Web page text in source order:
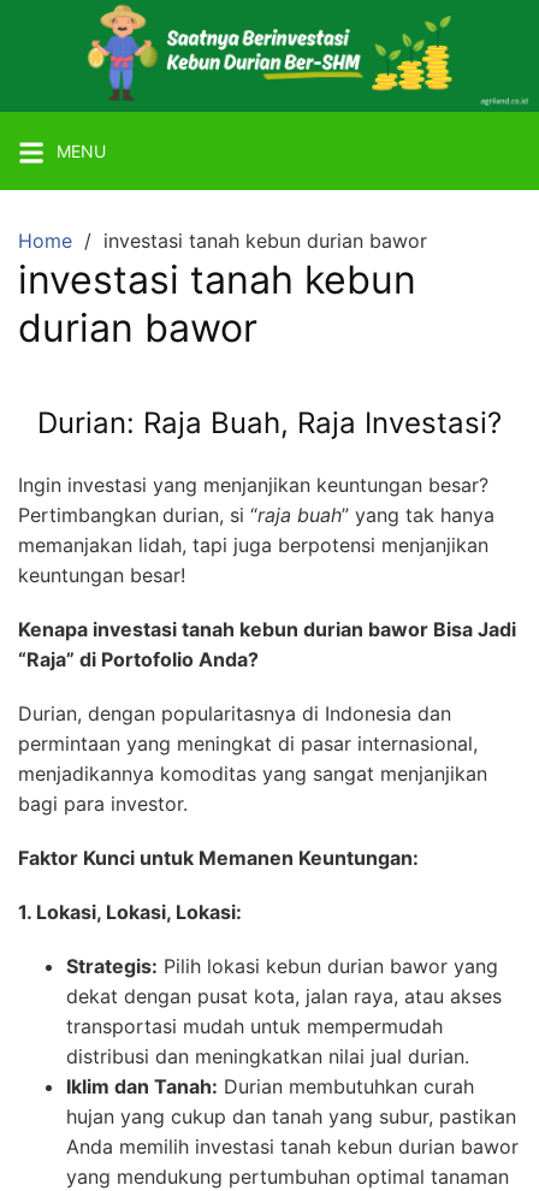
Agriland
Lahan
Kebun
Ber-
SHM
dengan
Tanaman
Alpukat
MENU
Home investasi tanah kebun durian bawor
investasi tanah kebun
durian bawor
Durian: Raja Buah, Raja Investasi?
Ingin investasi yang menjanjikan keuntungan besar?
Pertimbangkan durian, si “raja buah” yang tak hanya
memanjakan lidah, tapi juga berpotensi menjanjikan
keuntungan besar!
Kenapa investasi tanah kebun durian bawor Bisa Jadi
“Raja” di Portofolio Anda?
Durian, dengan popularitasnya di Indonesia dan
permintaan yang meningkat di pasar internasional,
menjadikannya komoditas yang sangat menjanjikan
bagi para investor.
Faktor Kunci untuk Memanen Keuntungan:
1. Lokasi, Lokasi, Lokasi:
Strategis: Pilih lokasi kebun durian bawor yang
dekat dengan pusat kota, jalan raya, atau akses
transportasi mudah untuk mempermudah
distribusi dan meningkatkan nilai jual durian.
Iklim dan Tanah: Durian membutuhkan curah
hujan yang cukup dan tanah yang subur, pastikan
Anda memilih investasi tanah kebun durian bawor
yang mendukung pertumbuhan optimal tanaman